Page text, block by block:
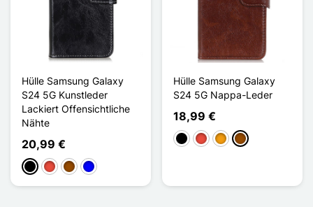
Hülle Samsung Galaxy
S24 5G Kunstleder
Lackiert Offensichtliche
Nähte
20,99 €
Schwarz
Rot BraunBlau
Hülle Samsung Galaxy
S24 5G Nappa-Leder
18,99 €
Schwarz
Rot Orange
Braun